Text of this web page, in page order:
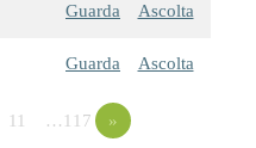
Guarda Ascolta
Guarda Ascolta
11 …117 »